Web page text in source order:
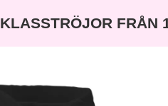
KLASSTRÖJOR FRÅN